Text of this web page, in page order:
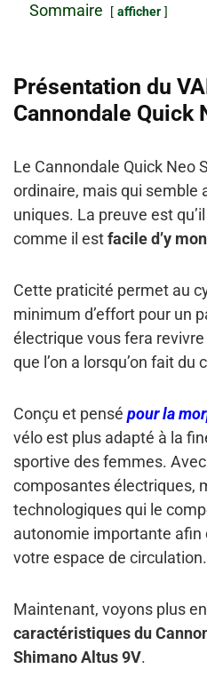
Sommaire afficher
Présentation du
Cannondale Quick
Le Cannondale Quick Neo
ordinaire, mais qui semble
uniques. La preuve est
comme il estfacile d’y
Cette praticité permet au
minimum d’effort pour un
électrique vous fera
que l’on a lorsqu’on fait du
Conçu et pensé pour la
vélo est plus adapté à la
sportive des femmes.
composantes électriques,
technologiques qui le
autonomie importante afin
votre espace de circulation.
Maintenant, voyons plus
caractéristiques du
Shimano Altus 9V.